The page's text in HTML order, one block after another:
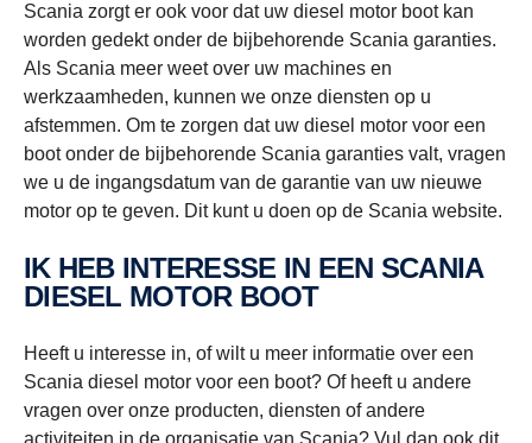
Scania zorgt er ook voor dat uw diesel motor boot kan
worden gedekt onder de bijbehorende Scania garanties.
Als Scania meer weet over uw machines en
werkzaamheden, kunnen we onze diensten op u
afstemmen. Om te zorgen dat uw diesel motor voor een
boot onder de bijbehorende Scania garanties valt, vragen
we u de ingangsdatum van de garantie van uw nieuwe
motor op te geven. Dit kunt u doen op de Scania website.
IK HEB INTERESSE IN EEN SCANIA
DIESEL MOTOR BOOT
Heeft u interesse in, of wilt u meer informatie over een
Scania diesel motor voor een boot? Of heeft u andere
vragen over onze producten, diensten of andere
activiteiten in de organisatie van Scania? Vul dan ook dit